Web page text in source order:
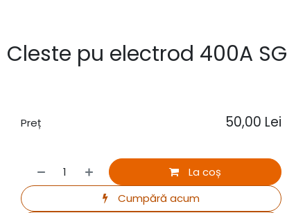
Cleste pu electrod 400A
La coș
Cumpără acum
Preț 50,00 Lei